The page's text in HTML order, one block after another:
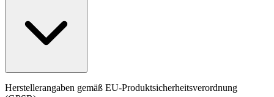
Herstellerangaben gemäß EU-Produktsicherheitsverordnung